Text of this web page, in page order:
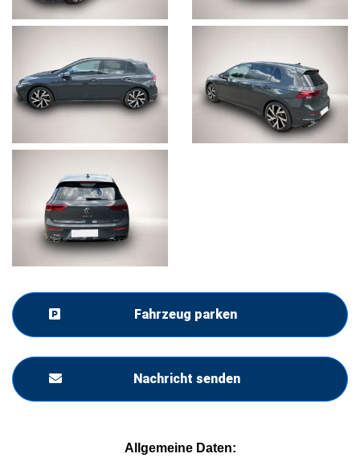
Fahrzeug parken
Nachricht senden
Allgemeine Daten: